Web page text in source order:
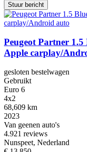
Stuur bericht
Peugeot Partner
Apple carplay/
gesloten bestelwagen
Gebruikt
Euro 6
4x2
68,609 km
2023
Van geenen auto's
4.921 reviews
Nunspeet, Nederland